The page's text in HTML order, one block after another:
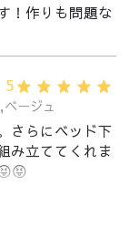
！作りも問題な
5
ージュ
さらにベッド下
み立ててくれま